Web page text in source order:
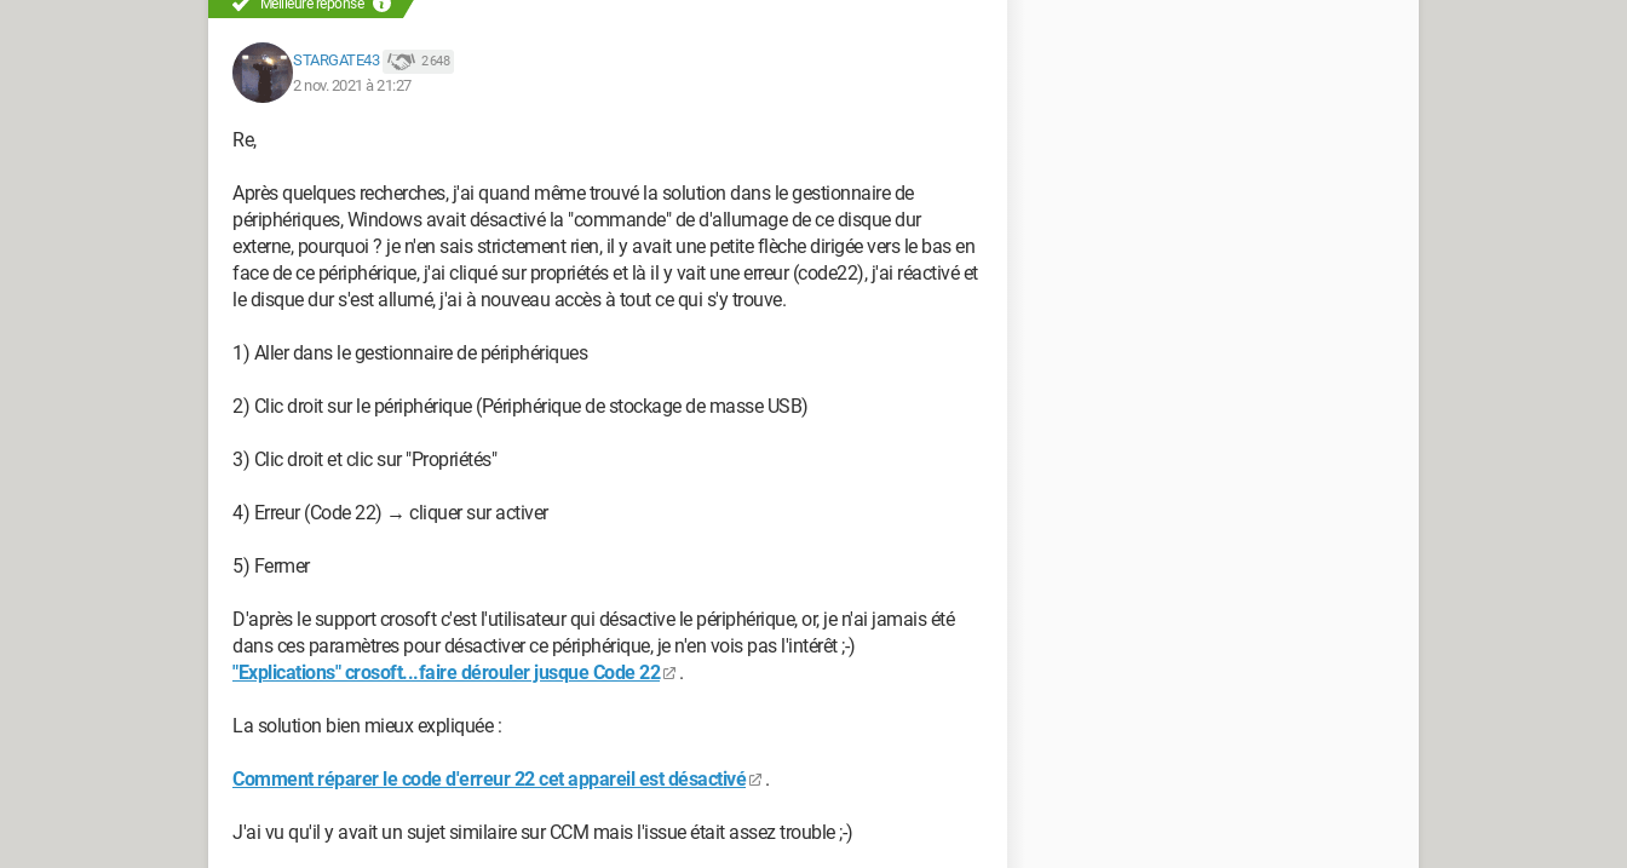
vidéo (films et séries), il n'est jamais sous tension quand je ne l'utilise pas, je le branche sur
mon lecteur Sony Blu Ray BDP-S5500 pour visionner les films et séries, je le "branchais" sur
mon PC pour y transférer les fichiers en question, il n'a jamais été soumis a une coupure de
courant impromptue, il est toujours débranché du PC en utilisant la fonction "Éjecter", il est
toujours débranché du lecteur Blu Ray Sony après avoir éteint l'appareil.
Il n'est pas totalement "rempli", il doit rester +/- 200Go libres.
Il n'y a qu'une seule partition vu son utilisation.
Voici son descriptif technique via un lien :SEAGATE Expansion Desktop Drive 2To
Cet après-midi je l'ai branché sur mon PC, il ne s'allume pas, la petite diode bleue s'allume un
bref instant ensuite rien, lorsque je mets mon oreille contre la coque, j'entends que ça "tourne"
dedans mais rien ne se passe.
J'ai changé de câble USB 3.0 en pensant à une panne matérielle, j'ai changé d'alimentation (j'ai
plusieurs DD Seagate Expansion) pas de changement, je l'ai branché sur d'autres ports USB du
PC, tout cela sans résultat.
En revanche, lorsque je le branche sur mon lecteur Blu Ray Sony BDP-S5500, là il démarre, je
peux l'explorer et visionner ce que je veux.
Ma question est la suivante :
Pourquoi ne démarre-t-il plus sur le PC alors qu'il démarre sur le lecteur Blu Ray ?
Un grand merci d'avance pour vos réponses éclairées ;-)
Configuration: Windows / Firefox 93.0
Meilleure réponse
STARGATE43 2 648
2 nov. 2021 à 21:27
Re,
Après quelques recherches, j'ai quand même trouvé la solution dans le gestionnaire de
périphériques, Windows avait désactivé la "commande" de d'allumage de ce disque dur
externe, pourquoi ? je n'en sais strictement rien, il y avait une petite flèche dirigée vers le bas en
face de ce périphérique, j'ai cliqué sur propriétés et là il y vait une erreur (code22), j'ai réactivé et
le disque dur s'est allumé, j'ai à nouveau accès à tout ce qui s'y trouve.
1) Aller dans le gestionnaire de périphériques
2) Clic droit sur le périphérique (Périphérique de stockage de masse USB)
3) Clic droit et clic sur "Propriétés"
4) Erreur (Code 22) → cliquer sur activer
5) Fermer
D'après le support crosoft c'est l'utilisateur qui désactive le périphérique, or, je n'ai jamais été
dans ces paramètres pour désactiver ce périphérique, je n'en vois pas l'intérêt ;-)
"Explications" crosoft...faire dérouler jusque Code 22
.
La solution bien mieux expliquée :
Comment réparer le code d'erreur 22 cet appareil est désactivé .
J'ai vu qu'il y avait un sujet similaire sur CCM mais l'issue était assez trouble ;-)